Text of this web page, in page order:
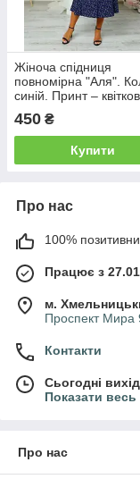
Жіноча спідниця
повномірна "Аля".
синій. Принт –
450 ₴
Купити
Про нас
100%
Працює з
м.
Проспект Мира
Контакти
Сьогодні
Показати
Про нас